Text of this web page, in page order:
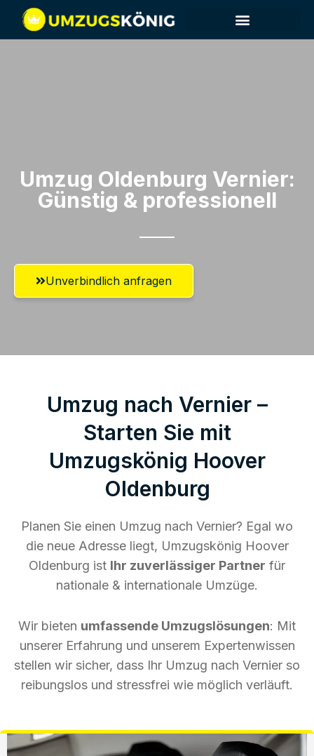
Umzug Oldenburg​ Vernier:
Günstig & professionell​
Unverbindlich anfragen
Umzug nach Vernier –
Starten Sie mit
Umzugskönig Hoover
Oldenburg
Planen Sie einen Umzug nach Vernier? Egal wo
die neue Adresse liegt, Umzugskönig Hoover
Oldenburg ist Ihr zuverlässiger Partner für
nationale & internationale Umzüge.
Wir bieten umfassende Umzugslösungen: Mit
unserer Erfahrung und unserem Expertenwissen
stellen wir sicher, dass Ihr Umzug nach Vernier so
reibungslos und stressfrei wie möglich verläuft.